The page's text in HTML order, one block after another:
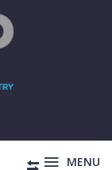
MENU